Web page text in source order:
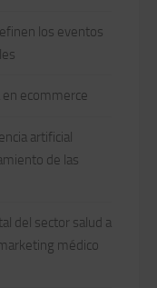
los eventos
en ecommerce
artificial
de las
del sector salud a
médico